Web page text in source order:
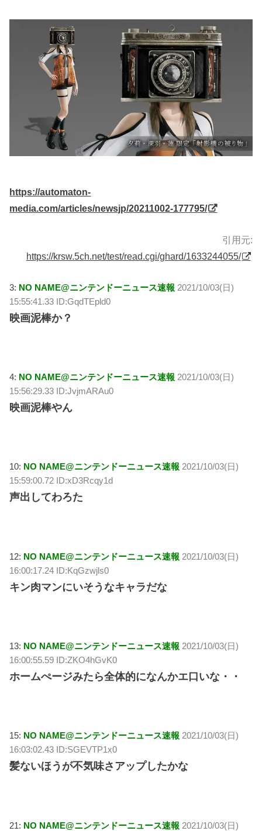
https://automaton-
media.com/articles/newsjp/20211002-177795/
引用元:
https://krsw.5ch.net/test/read.cgi/ghard/1633244055/
3: NO NAME@ニンテンドーニュース速報 2021/10/03(日)
15:55:41.33 ID:GqdTEpld0
映画泥棒か？
4: NO NAME@ニンテンドーニュース速報 2021/10/03(日)
15:56:29.33 ID:JvjmARAu0
映画泥棒やん
10: NO NAME@ニンテンドーニュース速報 2021/10/03(日)
15:59:00.72 ID:xD3Rcqy1d
声出してわろた
12: NO NAME@ニンテンドーニュース速報 2021/10/03(日)
16:00:17.24 ID:KqGzwjls0
キン肉マンにいそうなキャラだな
13: NO NAME@ニンテンドーニュース速報 2021/10/03(日)
16:00:55.59 ID:ZKO4hGvK0
ホームぺージみたら全体的になんかエ口いな・・
15: NO NAME@ニンテンドーニュース速報 2021/10/03(日)
16:03:02.43 ID:SGEVTP1x0
髪ないほうが不気味さアップしたかな
21: NO NAME@ニンテンドーニュース速報 2021/10/03(日)